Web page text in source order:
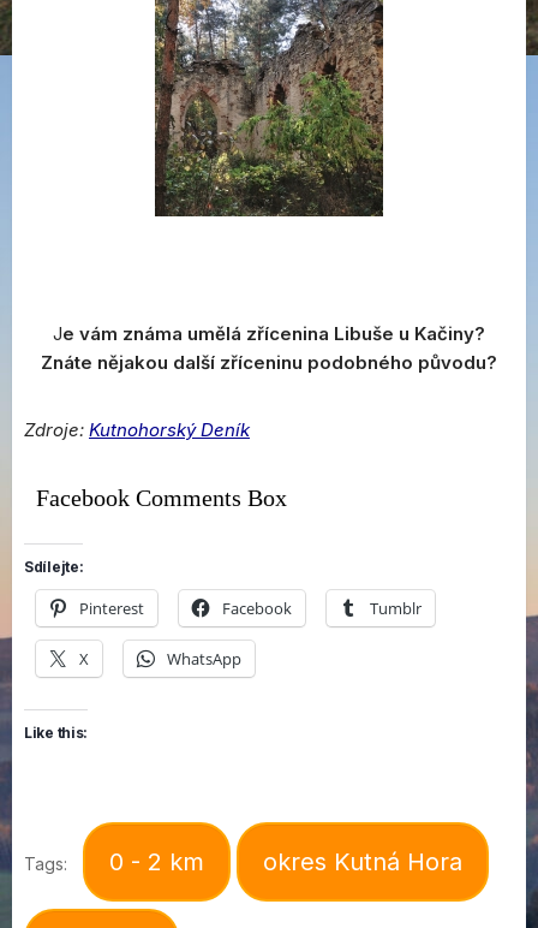
Je vám známa umělá zřícenina Libuše u Kačiny?
Znáte nějakou další zříceninu podobného původu?
Zdroje: Kutnohorský Deník
Facebook Comments Box
Sdílejte:
Pinterest Facebook Tumblr
X WhatsApp
Like this:
Tags: 0 - 2 km okres Kutná Hora